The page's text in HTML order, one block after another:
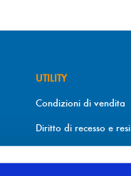
UTILITY
Condizioni di vendita
Diritto di recesso e resi